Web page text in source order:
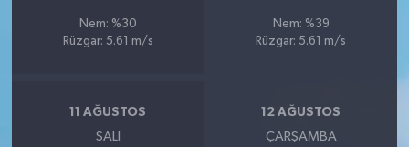
Nem: %30
Rüzgar: 5.61 m/s
Nem: %39
Rüzgar: 5.61 m/s
11 AĞUSTOS
SALI
12 AĞUSTOS
ÇARŞAMBA